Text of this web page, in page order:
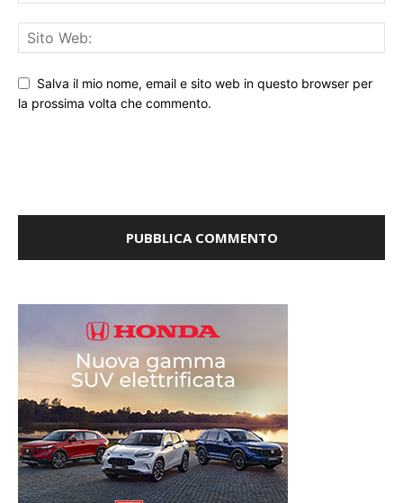
Salva il mio nome, email e sito web in questo browser per
la prossima volta che commento.